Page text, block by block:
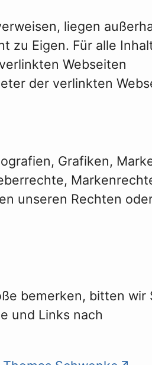
liegen
zu Eigen. Für alle
Webseiten
der verlinkten
Grafiken,
unseren Rechten
bemerken, bitten wir
und Links nach